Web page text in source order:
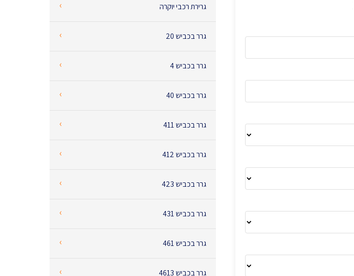
‹ גרירת רכבי יוקרה
‹ גרר בכביש 20
‹ גרר בכביש 4
‹ גרר בכביש 40
‹ גרר בכביש 411
‹ גרר בכביש 412
‹ גרר בכביש 423
‹ גרר בכביש 431
‹ גרר בכביש 461
‹ גרר בכביש 4613